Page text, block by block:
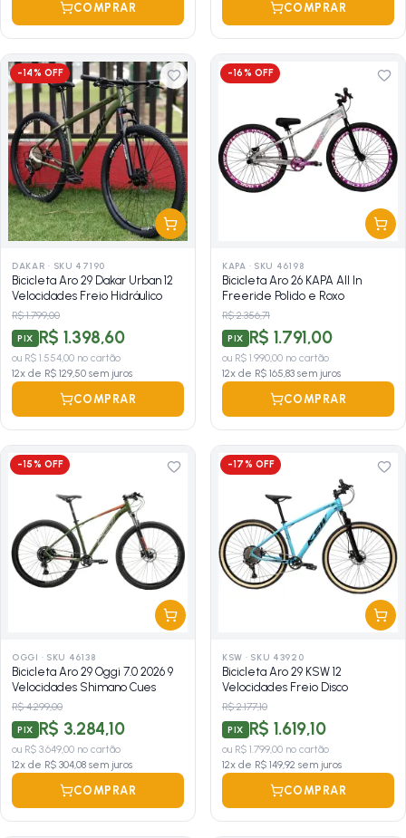
COMPRAR COMPRAR
-14 % OFF
DAKAR · SKU 47190
Bicicleta Aro 29 Dakar Urban 12
Velocidades Freio Hidráulico
R$ 1.799,00
PIX R$ 1.398,60
ou R$ 1.554,00 no cartão
12x de R$ 129,50 sem juros
COMPRAR
-16% OFF
KAPA · SKU 46198
Bicicleta Aro 26 KAPA All In
Freeride Polido e Roxo
R$ 2.356,71
PIX R$ 1.791,00
ou R$ 1.990,00 no cartão
12x de R$ 165,83 sem juros
COMPRAR
-15% OFF
OGGI · SKU 46138
Bicicleta Aro 29 Oggi 7.0 2026 9
Velocidades Shimano Cues
R$ 4.299,00
PIX R$ 3.284,10
ou R$ 3.649,00 no cartão
12x de R$ 304,08 sem juros
COMPRAR
-17% OFF
KSW · SKU 43920
Bicicleta Aro 29 KSW 12
Velocidades Freio Disco
R$ 2.177,10
PIX R$ 1.619,10
ou R$ 1.799,00 no cartão
12x de R$ 149,92 sem juros
COMPRAR